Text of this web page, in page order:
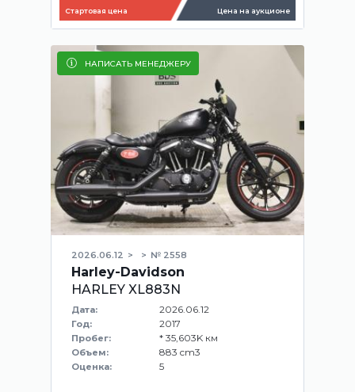
Стартовая цена Цена на аукционе
НАПИСАТЬ МЕНЕДЖЕРУ
2026.06.12 № 2558
Harley-Davidson
HARLEY XL883N
Дата: 2026.06.12
Год: 2017
Пробег: * 35,603K км
Объем: 883 cm3
Оценка: 5